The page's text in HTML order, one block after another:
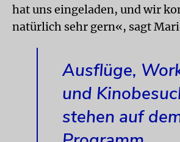
hat uns eingeladen, und wir
natürlich sehr gern«, sagt
Ausflüge,
und
stehen auf